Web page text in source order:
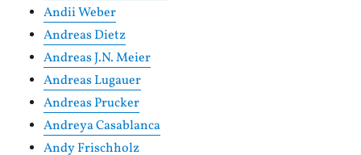
Andii Weber
Andreas Dietz
Andreas J.N. Meier
Andreas Lugauer
Andreas Prucker
Andreya Casablanca
Andy Frischholz